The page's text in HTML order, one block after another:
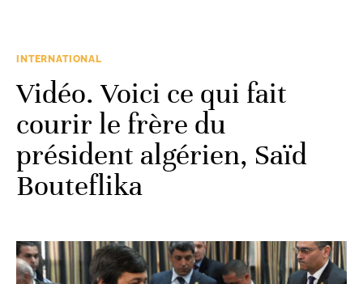
INTERNATIONAL
Vidéo. Voici ce qui fait
courir le frère du
président algérien, Saïd
Bouteflika